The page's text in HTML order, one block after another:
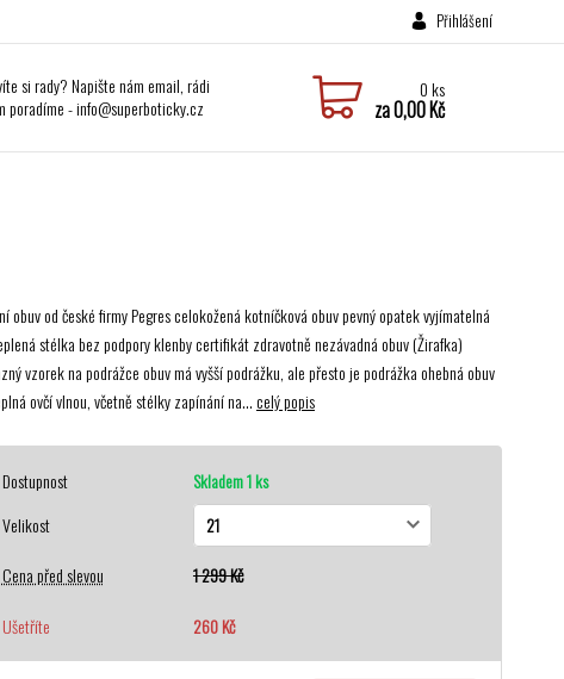
Přihlášení
si rady? Napište nám email, rádi
poradíme - info@superboticky.cz
0ks
za0,00 Kč
obuv od české firmy Pegres celokožená kotníčková obuv pevný opatek vyjímatelná
stélka bez podpory klenby certifikát zdravotně nezávadná obuv (Žirafka)
vzorek na podrážce obuv má vyšší podrážku, ale přesto je podrážka ohebná obuv
ovčí vlnou, včetně stélky zapínání na...celý popis
Dostupnost
Skladem 1 ks
Velikost
Cena před slevou
1 299 Kč
Ušetříte 260 Kč